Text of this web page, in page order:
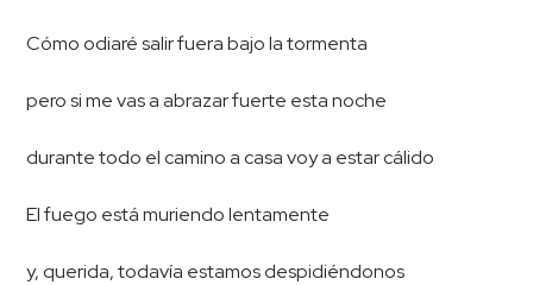
Cómo odiaré salir fuera bajo la tormenta
pero si me vas a abrazar fuerte esta noche
durante todo el camino a casa voy a estar cálido
El fuego está muriendo lentamente
y, querida, todavía estamos despidiéndonos